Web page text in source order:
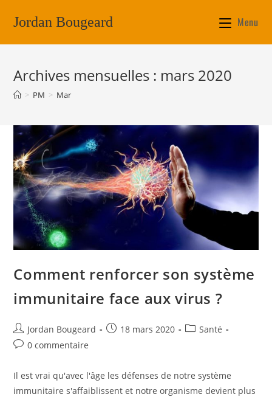
Jordan Bougeard Menu
Archives mensuelles : mars 2020
> PM > Mar
Comment renforcer son système
immunitaire face aux virus ?
Jordan Bougeard 18 mars 2020
Santé
0 commentaire
Il est vrai qu'avec l'âge les défenses de notre système
immunitaire s'affaiblissent et notre organisme devient plus